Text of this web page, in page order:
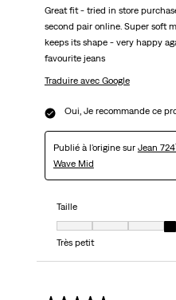
Great fit - tried in store
second pair online. Super soft
keeps its shape - very happy
favourite jeans
Traduire avec Google
Oui, Je recommande ce
Publié à l'origine sur Jean
Wave Mid
Taille
Taille, 4 sur 7, où 1 est égal à
Très petit